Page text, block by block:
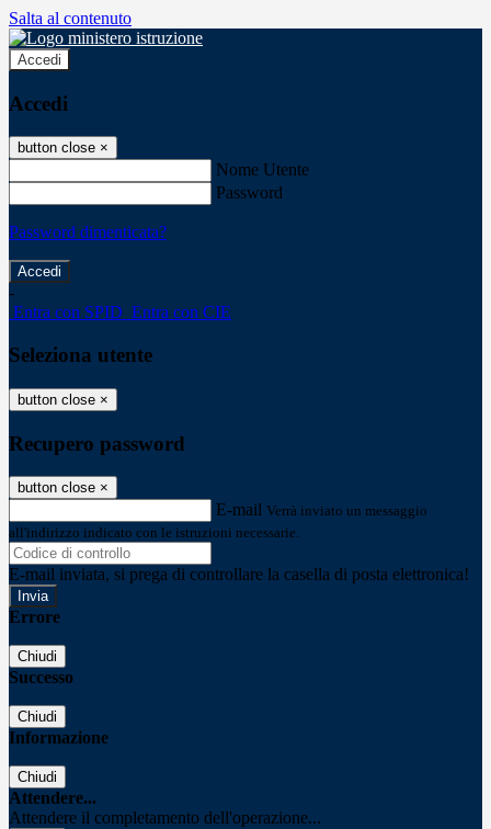
Salta al contenuto
Accedi
Accedi
button close ×
Nome Utente
Password
Password dimenticata?
-
Entra con SPID Entra con CIE
Seleziona utente
button close ×
Recupero password
button close ×
E-mail Verrà inviato un messaggio
all'indirizzo indicato con le istruzioni necessarie.
E-mail inviata, si prega di controllare la casella di posta elettronica!
Errore
Chiudi
Successo
Chiudi
Informazione
Chiudi
Attendere...
Attendere il completamento dell'operazione...